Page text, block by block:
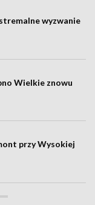
wyzwanie
Wielkie znowu
przy Wysokiej